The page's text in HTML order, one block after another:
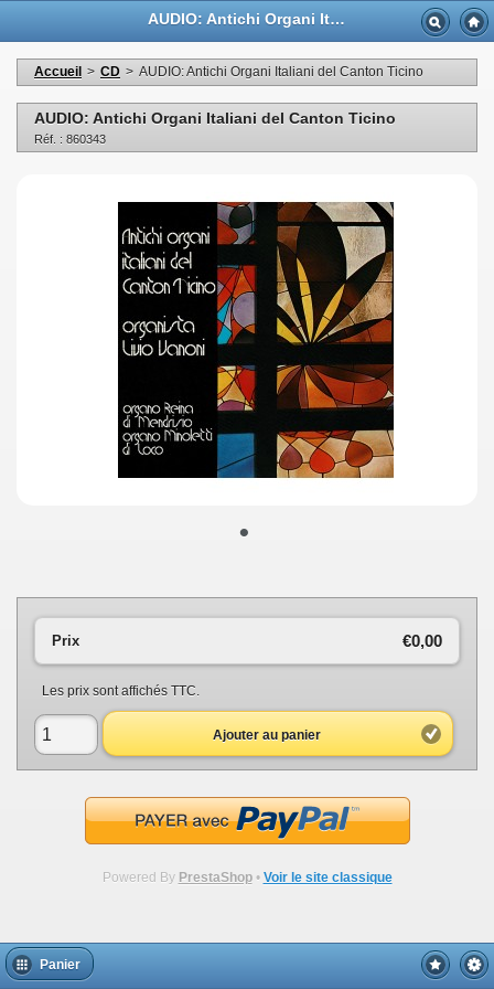
AUDIO: Antichi Organi Italiani del Canton Ticino - Casa Musicale Eco
Accueil > CD > AUDIO: Antichi Organi Italiani del Canton Ticino
AUDIO: Antichi Organi Italiani del Canton Ticino
Réf. : 860343
•
€0,00
Prix
Les prix sont affichés TTC.
Ajouter au panier
Powered By PrestaShop• Voir le site classique
Panier